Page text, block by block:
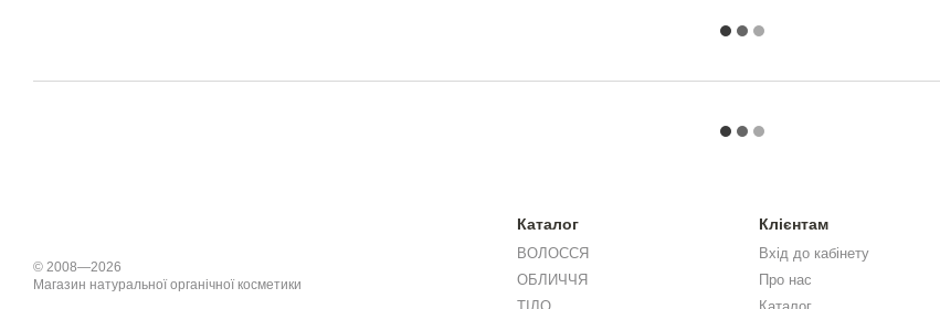
© 2008—2026
Магазин натуральної органічної косметики
Каталог
ВОЛОССЯ
ОБЛИЧЧЯ
Клієнтам
Вхід до кабінету
Про нас